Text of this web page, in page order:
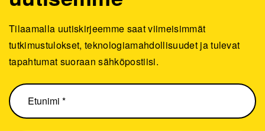
Tilaamalla uutiskirjeemme saat viimeisimmät
tutkimustulokset, teknologiamahdollisuudet ja tulevat
tapahtumat suoraan sähköpostiisi.